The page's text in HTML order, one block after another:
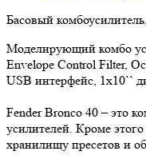
Басовый
Моделирующий комбо
Envelope Control Filter,
USB интерфейс, 1x10``
Fender Bronco 40 – это
усилителей. Кроме
хранилищу пресетов и